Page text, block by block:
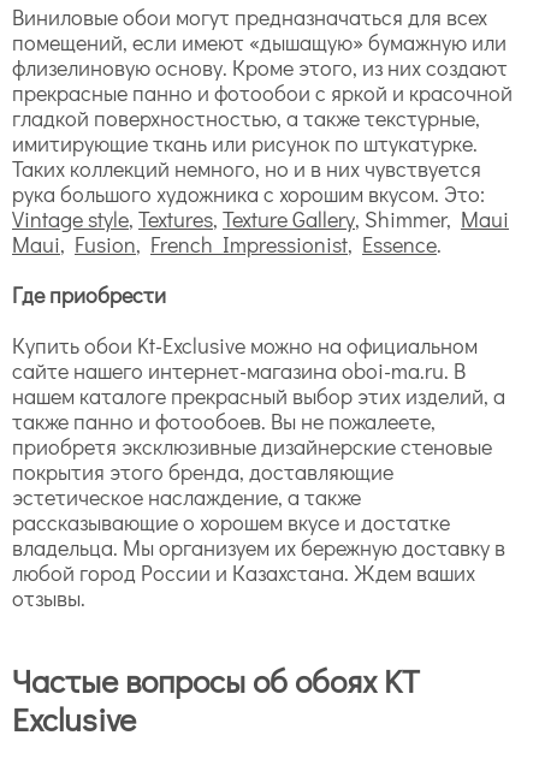
Виниловые обои могут предназначаться для всех
помещений, если имеют «дышащую» бумажную или
флизелиновую основу. Кроме этого, из них создают
прекрасные панно и фотообои с яркой и красочной
гладкой поверхностностью, а также текстурные,
имитирующие ткань или рисунок по штукатурке.
Таких коллекций немного, но и в них чувствуется
рука большого художника с хорошим вкусом. Это:
Vintage style, Textures, Texture Gallery, Shimmer, Maui
Maui, Fusion, French Impressionist, Essence.
Где приобрести
Купить обои Kt-Exclusive можно на официальном
сайте нашего интернет-магазина oboi-ma.ru. В
нашем каталоге прекрасный выбор этих изделий, а
также панно и фотообоев. Вы не пожалеете,
приобретя эксклюзивные дизайнерские стеновые
покрытия этого бренда, доставляющие
эстетическое наслаждение, а также
рассказывающие о хорошем вкусе и достатке
владельца. Мы организуем их бережную доставку в
любой город России и Казахстана. Ждем ваших
отзывы.
Частые вопросы об обоях KT
Exclusive